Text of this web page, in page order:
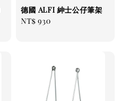
德國 ALFI 紳士公仔筆架
Regular
NT$ 930